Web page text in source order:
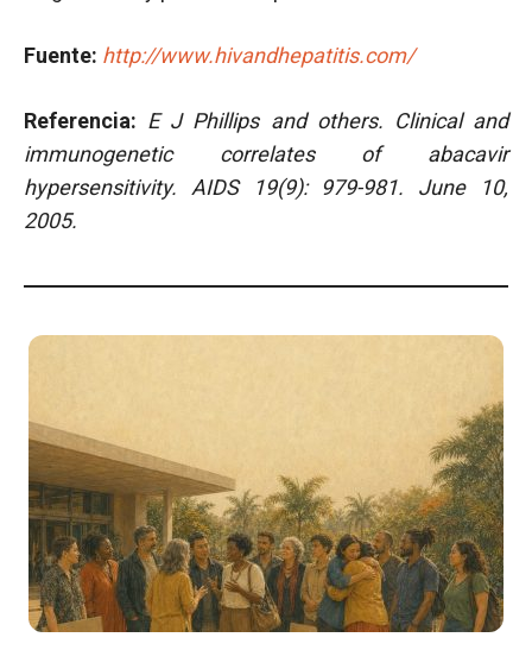
Fuente: http://www.hivandhepatitis.com/
Referencia: E J Phillips and others. Clinical and
immunogenetic correlates of abacavir
hypersensitivity. AIDS 19(9): 979-981. June 10,
2005.